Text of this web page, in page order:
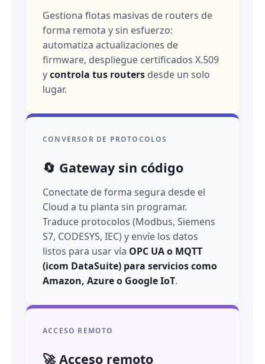
Gestiona flotas masivas de routers de
forma remota y sin esfuerzo:
automatiza actualizaciones de
firmware, despliegue certificados X.509
ycontrola tus routers desde un solo
lugar.
CONVERSOR DE PROTOCOLOS
🔄 Gateway sin código
Conectate de forma segura desde el
Cloud a tu planta sin programar.
Traduce protocolos (Modbus, Siemens
S7, CODESYS, IEC) y envíe los datos
listos para usar vía OPC UA o MQTT
(icom DataSuite) para servicios como
Amazon, Azure o Google IoT.
ACCESO REMOTO
🚀 Acceso remoto